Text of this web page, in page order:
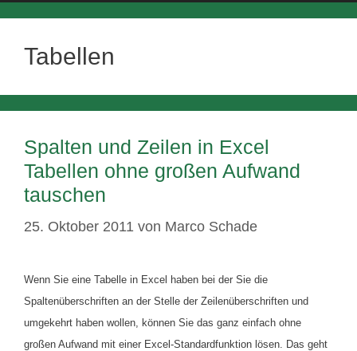
Tabellen
Spalten und Zeilen in Excel
Tabellen ohne großen Aufwand
tauschen
25. Oktober 2011 von Marco Schade
Wenn Sie eine Tabelle in Excel haben bei der Sie die
Spaltenüberschriften an der Stelle der Zeilenüberschriften und
umgekehrt haben wollen, können Sie das ganz einfach ohne
großen Aufwand mit einer Excel-Standardfunktion lösen. Das geht